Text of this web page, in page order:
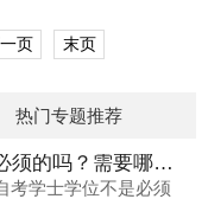
页 末页
热门专题推荐
自考学士学位是必须的吗？需要哪些资料？
考学士学位不是必须